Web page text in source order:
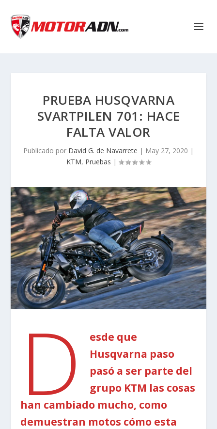
PRUEBA HUSQVARNA
SVARTPILEN 701: HACE
FALTA VALOR
Publicado por David G. de Navarrete | May 27, 2020 |
KTM, Pruebas |
D
esde que
Husqvarna paso
pasó a ser parte del
grupo KTM las cosas
han cambiado mucho, como
demuestran motos cómo esta